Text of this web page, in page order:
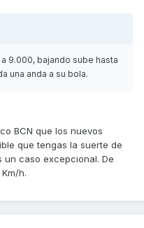
9.000, bajando sube hasta
una anda a su bola.
BCN que los nuevos
que tengas la suerte de
un caso excepcional. De
h.